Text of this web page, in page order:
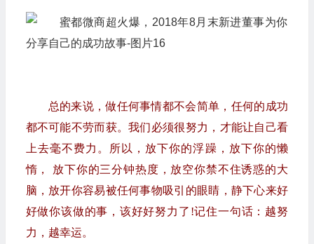
总的来说，做任何事情都不会简单，任何的成功
都不可能不劳而获。我们必须很努力，才能让自己看
上去毫不费力。所以，放下你的浮躁，放下你的懒
惰， 放下你的三分钟热度，放空你禁不住诱惑的大
脑，放开你容易被任何事物吸引的眼睛，静下心来好
好做你该做的事，该好好努力了!记住一句话：越努
力，越幸运。